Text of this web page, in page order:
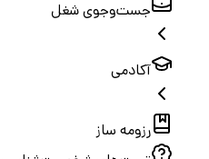
جست‌و‌جوی شغل
آکادمی
رزومه ساز